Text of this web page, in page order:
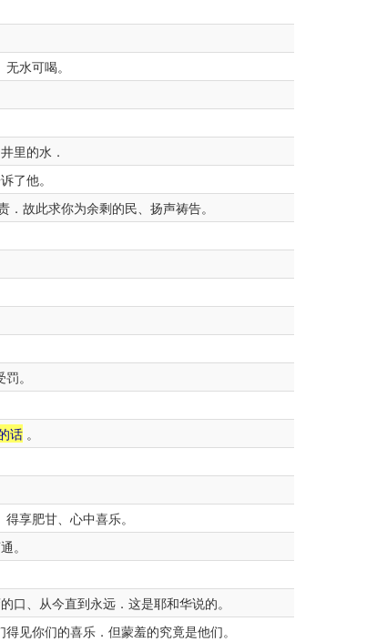
水可喝。
里的水．
了他。
故此求你为余剩的民、扬声祷告。
。
话 。
享肥甘、心中喜乐。
。
口、从今直到永远．这是耶和华说的。
见你们的喜乐．但蒙羞的究竟是他们。